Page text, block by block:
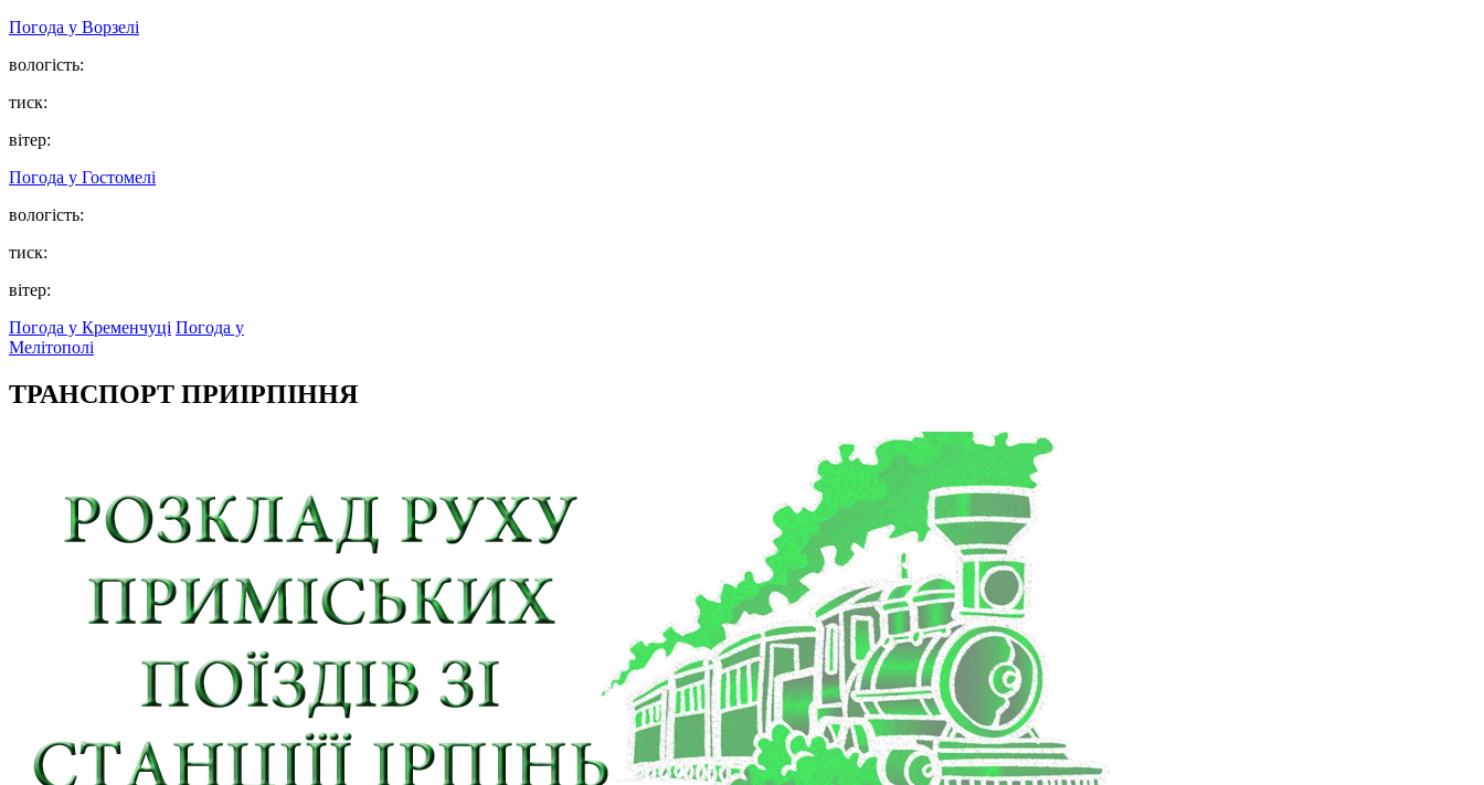
Погода у Ворзелі
вологість:
тиск:
вітер:
Погода у Гостомелі
вологість:
тиск:
вітер:
Погода у Кременчуці Погода у
Мелітополі
ТРАНСПОРТ ПРИІРПІННЯ